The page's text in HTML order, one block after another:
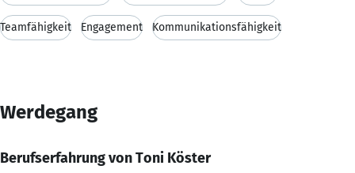
Teamfähigkeit Engagement Kommunikationsfähigkeit
Werdegang
Berufserfahrung von Toni Köster